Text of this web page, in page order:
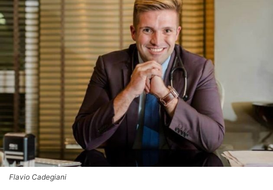
Flavio Cadegiani